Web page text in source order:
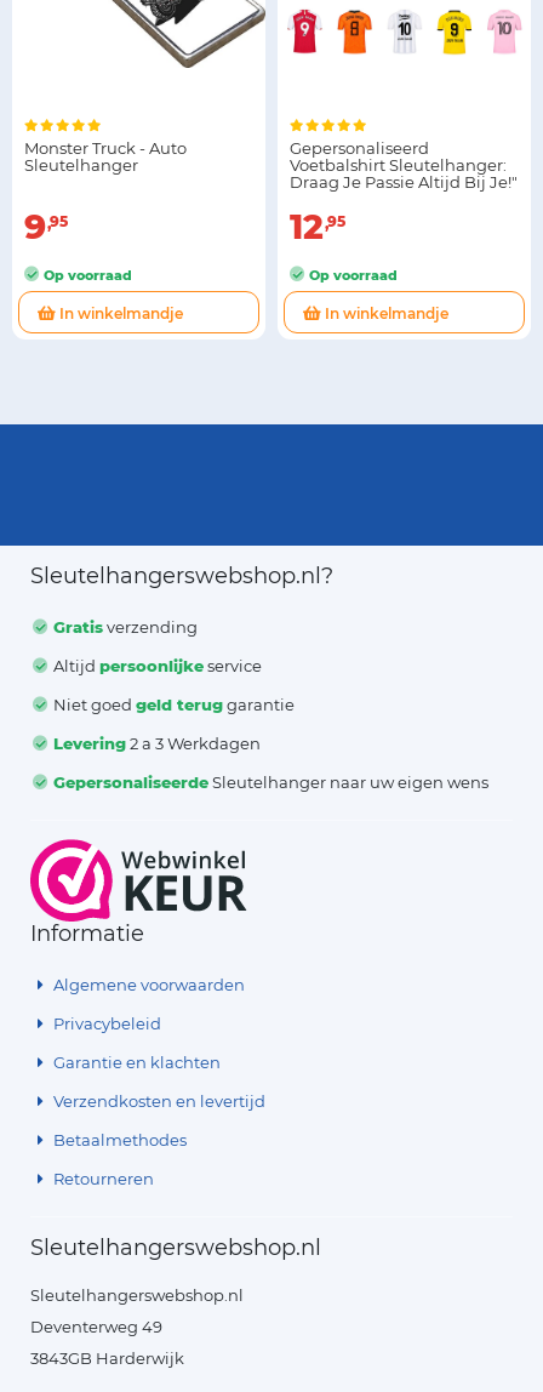
Monster Truck - Auto
Sleutelhanger
9 95
Op voorraad
In winkelmandje
Gepersonaliseerd
Voetbalshirt Sleutelhanger:
Draag Je Passie Altijd Bij Je!"
12 95
Op voorraad
In winkelmandje
Sleutelhangerswebshop.nl?
Gratisverzending
Altijdpersoonlijkeservice
Niet goedgeld teruggarantie
Levering2 a 3 Werkdagen
GepersonaliseerdeSleutelhanger naar uw eigen wens
Informatie
Algemene voorwaarden
Privacybeleid
Garantie en klachten
Verzendkosten en levertijd
Betaalmethodes
Retourneren
Sleutelhangerswebshop.nl
Sleutelhangerswebshop.nl
Deventerweg 49
3843GB Harderwijk